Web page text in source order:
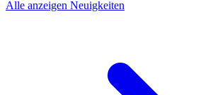
Alle anzeigen Neuigkeiten